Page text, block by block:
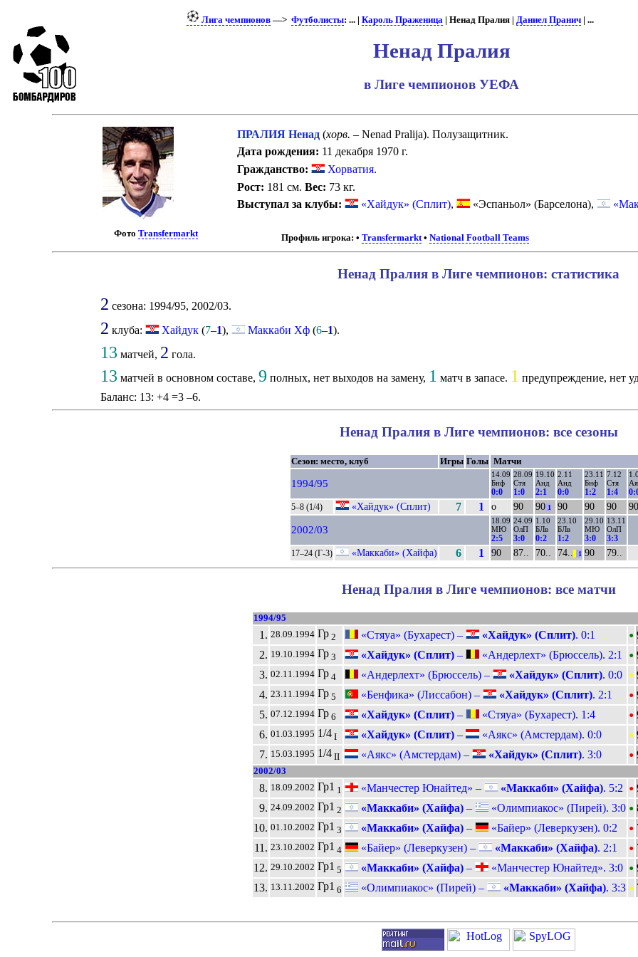
Лига чемпионов —>Футболисты: ... |Кароль Праженица | Ненад Пралия |Даниел Пранич | ...
Ненад Пралия
в Лиге чемпионов УЕФА
Фото Transfermarkt
ПРАЛИЯ Ненад(хорв. – Nenad Pralija). Полузащитник.
Дата рождения: 11 декабря 1970 г.
Гражданство:
Хорватия.
Рост: 181 см. Вес: 73 кг.
Выступал за клубы:
«Хайдук» (Сплит), «Эспаньол» (Барселона),
Профиль игрока: •Transfermarkt•National Football Teams
Ненад Пралия в Лиге чемпионов: статистика
2 сезона: 1994/95, 2002/03.
2 клуба: Хайдук(7–1), Маккаби Хф(6–1).
13 матчей, 2 гола.
13 матчей в основном составе, 9 полных, нет выходов на замену, 1 матч в запасе. 1 предупреждение, нет
Баланс: 13: +4 =3 –6.
Ненад Пралия в Лиге чемпионов: все сезоны
Сезон: место, клуб Игры Голы Матчи
1994/95
14.09
Бнф
0:0
28.09
Стя
1:0
19.10
Анд
2:1
2.11
Анд
0:0
23.11
Бнф
1:2
7.12
Стя
1:4
5–8 (1/4) «Хайдук» (Сплит) 7 1 о 90 90 1 90 90 90 90
2002/03
18.09
МЮ
2:5
24.09
ОлП
3:0
1.10
БЛв
0:2
23.10
БЛв
1:2
29.10
МЮ
3:0
13.11
ОлП
3:3
17–24 (Г-3) «Маккаби» (Хайфа) 6 1 90 87.. 70.. 74.. 1 90 79..
Ненад Пралия в Лиге чемпионов: все матчи
1994/95
1. 28.09.1994 Гр2 «Стяуа» (Бухарест) – «Хайдук» (Сплит). 0:1 •
2. 19.10.1994 Гр3 «Хайдук» (Сплит)– «Андерлехт» (Брюссель). 2:1 •
3. 02.11.1994 Гр4 «Андерлехт» (Брюссель) – «Хайдук» (Сплит). 0:0 •
4. 23.11.1994 Гр5 «Бенфика» (Лиссабон) – «Хайдук» (Сплит). 2:1 •
5. 07.12.1994 Гр6 «Хайдук» (Сплит)– «Стяуа» (Бухарест). 1:4 •
6. 01.03.1995 1/4I «Хайдук» (Сплит)– «Аякс» (Амстердам). 0:0 •
7. 15.03.1995 1/4II «Аякс» (Амстердам) – «Хайдук» (Сплит). 3:0 •
2002/03
8. 18.09.2002 Гр1 1 «Манчестер Юнайтед» – «Маккаби» (Хайфа). 5:2 •
9. 24.09.2002 Гр1 2 «Маккаби» (Хайфа)– «Олимпиакос» (Пирей). 3:0 •
10. 01.10.2002 Гр1 3 «Маккаби» (Хайфа)– «Байер» (Леверкузен). 0:2 •
11. 23.10.2002 Гр1 4 «Байер» (Леверкузен) – «Маккаби» (Хайфа). 2:1 •
12. 29.10.2002 Гр1 5 «Маккаби» (Хайфа)– «Манчестер Юнайтед». 3:0 •
13. 13.11.2002 Гр1 6 «Олимпиакос» (Пирей) – «Маккаби» (Хайфа). 3:3 •